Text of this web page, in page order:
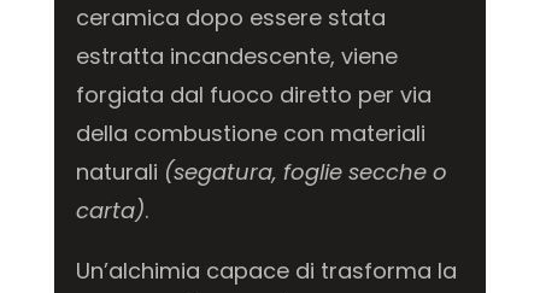
ceramica dopo essere stata
estratta incandescente, viene
forgiata dal fuoco diretto per via
della combustione con materiali
naturali (segatura, foglie secche o
carta).
Un’alchimia capace di trasforma la